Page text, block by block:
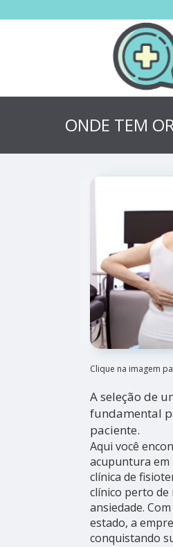
ONDE TEM
Clique na imagem
A seleção de
fundamental
paciente.
Aqui você
acupuntura em
clínica de
clínico perto
ansiedade.
estado, a
conquistando